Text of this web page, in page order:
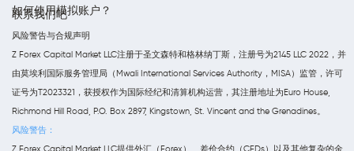
如何使用模拟账户？
联系我们吧
风险警告与合规声明
Z Forex Capital Market LLC注册于圣文森特和格林纳丁斯，注册号为2145 LLC 2022，并
由莫埃利国际服务管理局（Mwali International Services Authority，MISA）监管，许可
证号为T2023321，获授权作为国际经纪和清算机构运营，其注册地址为Euro House,
Richmond Hill Road, P.O. Box 2897, Kingstown, St. Vincent and the Grenadines。
风险警告：
Z Forex Capital Market LLC提供外汇（Forex）、差价合约（CFDs）以及其他复杂的金